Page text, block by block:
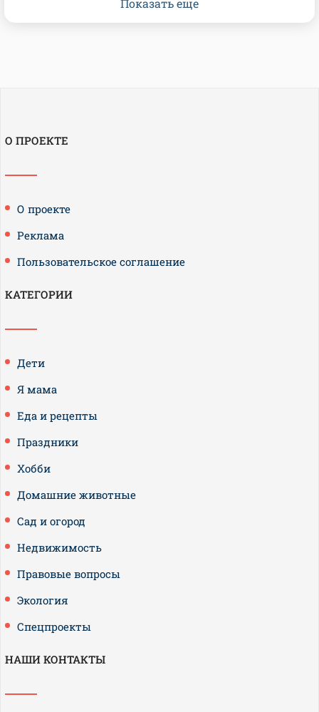
Показать еще
О ПРОЕКТЕ
О проекте
Реклама
Пользовательское соглашение
КАТЕГОРИИ
Дети
Я мама
Еда и рецепты
Праздники
Хобби
Домашние животные
Сад и огород
Недвижимость
Правовые вопросы
Экология
Спецпроекты
НАШИ КОНТАКТЫ